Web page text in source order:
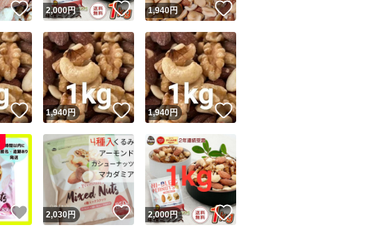
ユーザーの実績について
いいね！
2,000円 いいね！
1,940円 いいね！
いいね！
1,940円 いいね！
1,940円 いいね！
いいね！
2,030円 いいね！
2,000円 いいね！